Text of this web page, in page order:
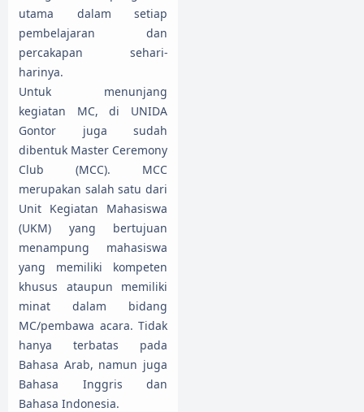
utama dalam setiap
pembelajaran dan
percakapan sehari-
harinya.
Untuk menunjang
kegiatan MC, di UNIDA
Gontor juga sudah
dibentuk Master Ceremony
Club (MCC). MCC
merupakan salah satu dari
Unit Kegiatan Mahasiswa
(UKM) yang bertujuan
menampung mahasiswa
yang memiliki kompeten
khusus ataupun memiliki
minat dalam bidang
MC/pembawa acara. Tidak
hanya terbatas pada
Bahasa Arab, namun juga
Bahasa Inggris dan
Bahasa Indonesia.